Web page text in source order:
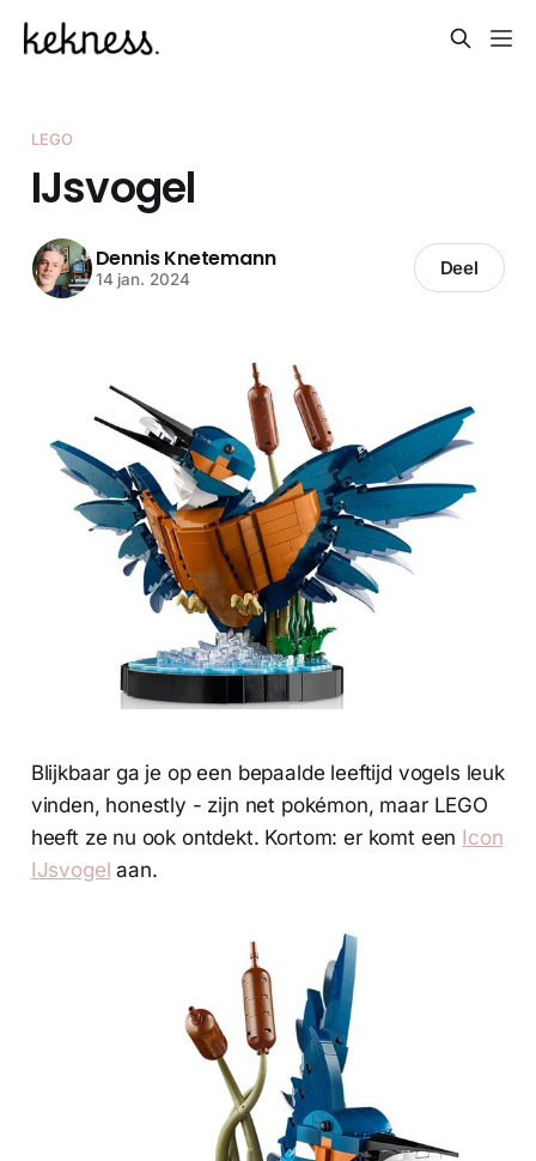
LEGO
IJsvogel
Dennis Knetemann
14 jan. 2024 Deel
Blijkbaar ga je op een bepaalde leeftijd vogels leuk
vinden, honestly - zijn net pokémon, maar LEGO
heeft ze nu ook ontdekt. Kortom: er komt een Icon
IJsvogel aan.